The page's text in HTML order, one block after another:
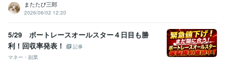
またたび三郎
2026/06/02 12:20
5/29 ボートレースオールスター４日目も勝
利！回収率発表！
記事
マネー・副業